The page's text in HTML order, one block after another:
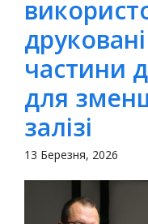
частини
для
залізі
13 Березня, 2026